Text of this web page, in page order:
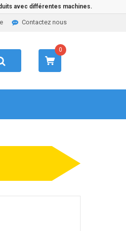
avec différentes machines.
Contactez nous
0